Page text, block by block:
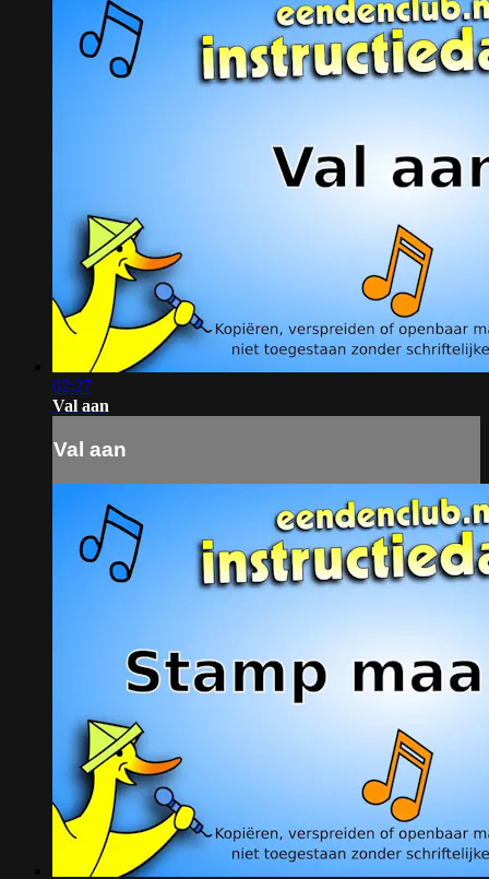
02:27
Val aan
Val aan